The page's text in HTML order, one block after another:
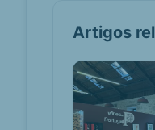
parque para
Vila Seca
Hamlet -
Monte
Torres
Portugal
Artigos